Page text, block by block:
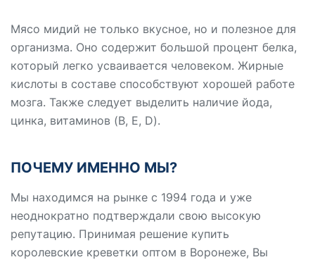
Мясо мидий не только вкусное, но и полезное для
организма. Оно содержит большой процент белка,
который легко усваивается человеком. Жирные
кислоты в составе способствуют хорошей работе
мозга. Также следует выделить наличие йода,
цинка, витаминов (B, E, D).
ПОЧЕМУ ИМЕННО МЫ?
Мы находимся на рынке с 1994 года и уже
неоднократно подтверждали свою высокую
репутацию. Принимая решение купить
королевские креветки оптом в Воронеже, Вы